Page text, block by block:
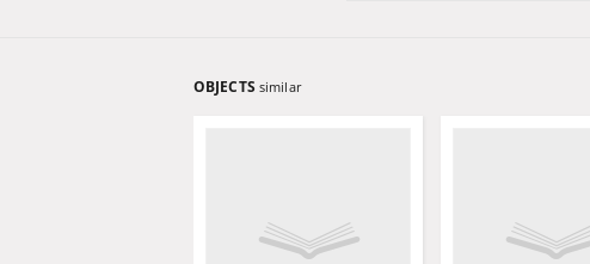
OBJECTS similar